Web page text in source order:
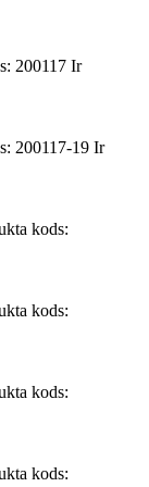
200117 Ir
200117-19 Ir
kods:
kods:
kods:
kods: